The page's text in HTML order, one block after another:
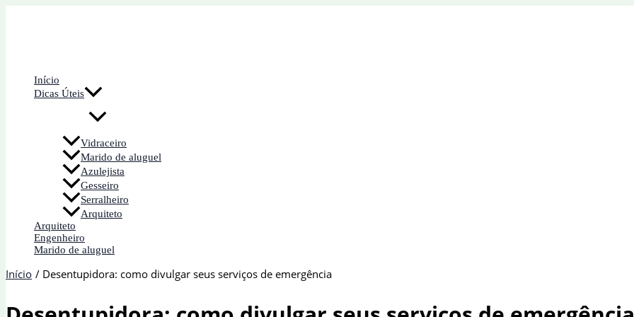
Início
Dicas Úteis
Vidraceiro
Marido de aluguel
Azulejista
Gesseiro
Serralheiro
Arquiteto
Arquiteto
Engenheiro
Marido de aluguel
Início Desentupidora: como divulgar seus serviços de emergência